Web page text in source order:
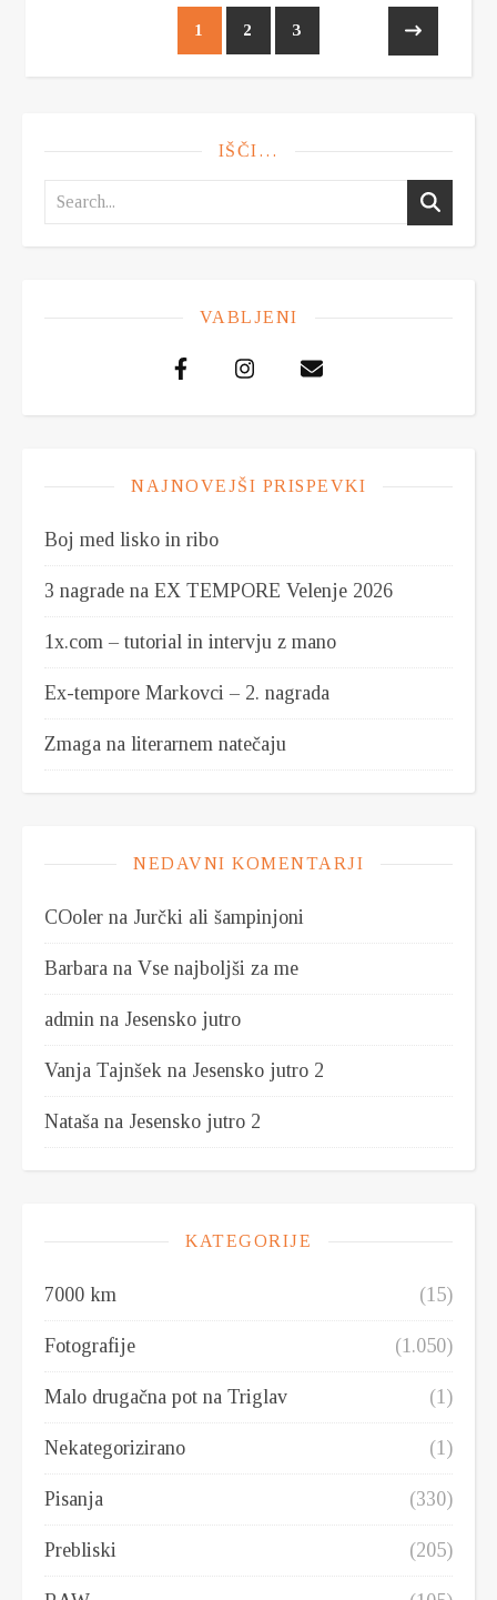
1 2 3
IŠČI…
VABLJENI
NAJNOVEJŠI PRISPEVKI
Boj med lisko in ribo
3 nagrade na EX TEMPORE Velenje 2026
1x.com – tutorial in intervju z mano
Ex-tempore Markovci – 2. nagrada
Zmaga na literarnem natečaju
NEDAVNI KOMENTARJI
COoler na Jurčki ali šampinjoni
Barbara na Vse najboljši za me
admin na Jesensko jutro
Vanja Tajnšek na Jesensko jutro 2
Nataša na Jesensko jutro 2
KATEGORIJE
7000 km (15)
Fotografije (1.050)
Malo drugačna pot na Triglav (1)
Nekategorizirano (1)
Pisanja (330)
Prebliski (205)